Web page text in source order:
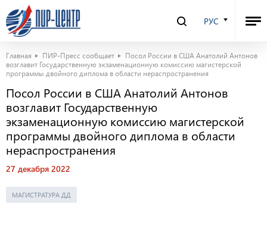
РУС
Главная ПИР-Пресс сообщает
Посол России в США Анатолий Антонов
возглавит Государственную экзаменационную комиссию магистерской
программы двойного диплома в области нераспространения
Посол России в США Анатолий Антонов
возглавит Государственную
экзаменационную комиссию магистерской
программы двойного диплома в области
нераспространения
27 декабря 2022
МАГИСТРАТУРА ДД